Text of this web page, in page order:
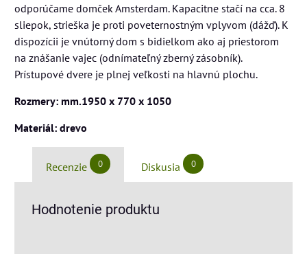
odporúčame domček Amsterdam. Kapacitne stačí na cca. 8
sliepok, strieška je proti poveternostným vplyvom (dážď). K
dispozícii je vnútorný dom s bidielkom ako aj priestorom
na znášanie vajec (odnímateľný zberný zásobník).
Prístupové dvere je plnej veľkosti na hlavnú plochu.
Rozmery: mm.1950 x 770 x 1050
Materiál: drevo
Recenzie 0 Diskusia 0
Hodnotenie produktu